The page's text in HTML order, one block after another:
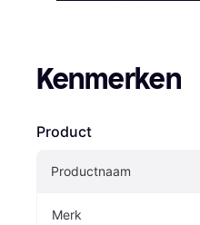
Kenmerken
Product
Productnaam
Merk